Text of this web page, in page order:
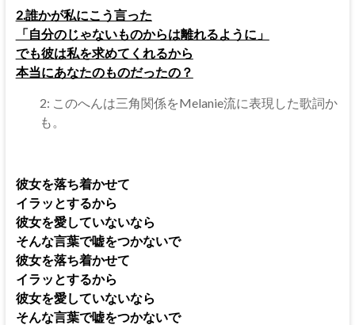
2.誰かが私にこう言った
「自分のじゃないものからは離れるように」
でも彼は私を求めてくれるから
本当にあなたのものだったの？
2: このへんは三角関係をMelanie流に表現した歌詞か
も。
彼女を落ち着かせて
イラッとするから
彼女を愛していないなら
そんな言葉で嘘をつかないで
彼女を落ち着かせて
イラッとするから
彼女を愛していないなら
そんな言葉で嘘をつかないで